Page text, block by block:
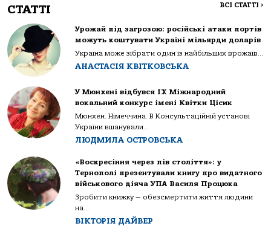
СТАТТІ ВСІ СТАТТІ >
Урожай під загрозою: російські атаки портів
можуть коштувати Україні мільярди доларів
Україна може зібрати один із найбільших врожаїв...
АНАСТАСІЯ КВІТКОВСЬКА
У Мюнхені відбувся IX Міжнародний
вокальний конкурс імені Квітки Цісик
Мюнхен. Німеччина. В Консультаційній установі
України вшанували...
ЛЮДМИЛА ОСТРОВСЬКА
«Воскресіння через пів століття»: у
Тернополі презентували книгу про видатного
військового діяча УПА Василя Процюка
Зробити книжку — обезсмертити життя людини
на...
ВІКТОРІЯ ДАЙВЕР